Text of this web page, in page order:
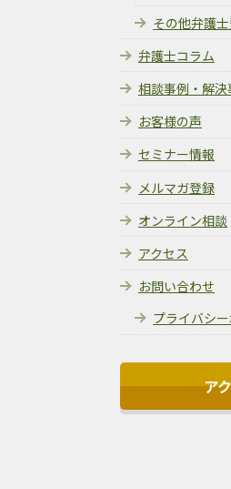
その他弁護
弁護士コラム
相談事例・解決
お客様の声
セミナー情報
メルマガ登録
オンライン相談
アクセス
お問い合わせ
プライバシ
ア